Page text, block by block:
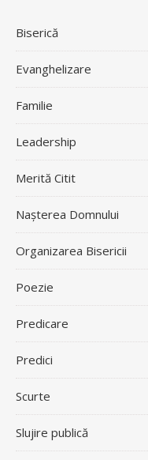
Biserică
Evanghelizare
Familie
Leadership
Merită Citit
Nașterea Domnului
Organizarea Bisericii
Poezie
Predicare
Predici
Scurte
Slujire publică